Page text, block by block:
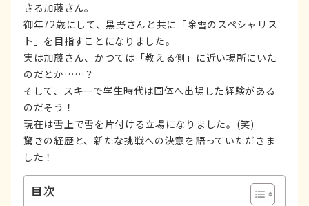
さる加藤さん。
御年72歳にして、黒野さんと共に「除雪のスペシャリス
ト」を目指すことになりました。
実は加藤さん、かつては「教える側」に近い場所にいた
のだとか……？
そして、スキーで学生時代は国体へ出場した経験がある
のだそう！
現在は雪上で雪を片付ける立場になりました。(笑)
驚きの経歴と、新たな挑戦への決意を語っていただきま
した！
目次